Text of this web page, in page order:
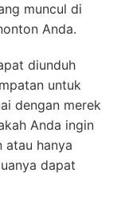
muncul di
Anda.
diunduh
untuk
dengan merek
Anda ingin
atau hanya
dapat